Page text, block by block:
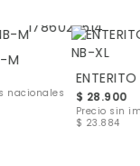
M
nacionales
$ 28.900
Precio sin
$ 23.884